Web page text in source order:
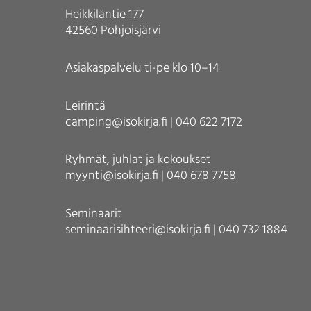
Heikkiläntie 177
42560 Pohjoisjärvi
Asiakaspalvelu ti-pe klo 10–14
Leirintä
camping@isokirja.fi | 040 622 7172
Ryhmät, juhlat ja kokoukset
myynti@isokirja.fi | 040 678 7758
Seminaarit
seminaarisihteeri@isokirja.fi | 040 732 1884